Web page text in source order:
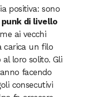
positiva: sono
di livello
ai vecchi
carica un filo
al loro solito. Gli
facendo
consecutivi